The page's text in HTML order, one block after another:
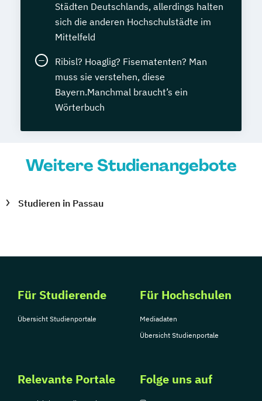
Städten Deutschlands, allerdings halten
sich die anderen Hochschulstädte im
Mittelfeld
Ribisl? Hoaglig? Fisematenten? Man
muss sie verstehen, diese
Bayern.Manchmal braucht’s ein
Wörterbuch
Weitere Studienangebote
Studieren in Passau
Für Studierende
Übersicht Studienportale
Für Hochschulen
Mediadaten
Übersicht Studienportale
Relevante Portale Folge uns auf